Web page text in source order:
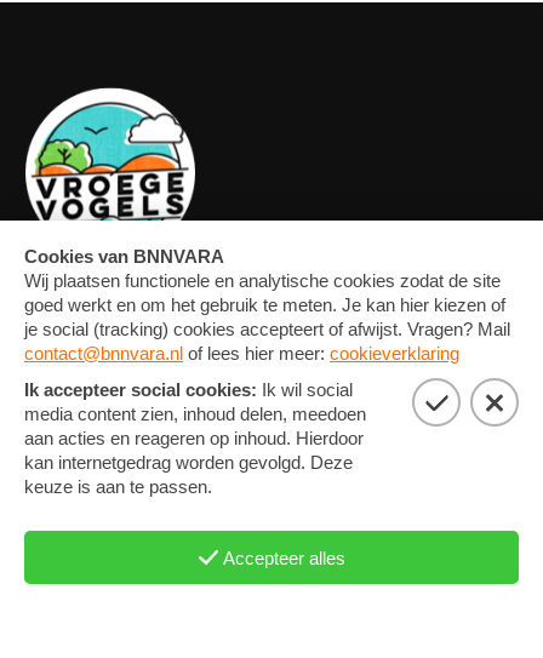
OVERZICHT
ARTIKELEN
FOTO'S
FORUM
NIEUWSBRIEF
STATEMENT
COOKIE-INSTELLINGEN